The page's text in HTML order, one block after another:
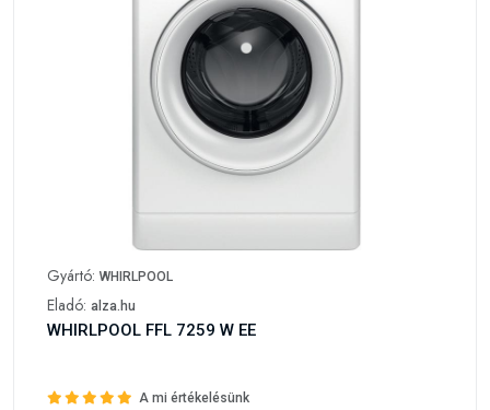
Gyártó: WHIRLPOOL
Eladó: alza.hu
WHIRLPOOL FFL 7259 W EE
A mi értékelésünk